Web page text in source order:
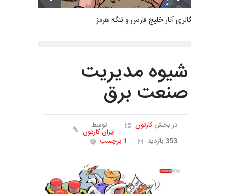
گالری آثار خلیج فارس و تنگه هرمز
شیوه مدیریت
صنعت برق
در بخشکارتون توسط
ایران کارتون
353 بازدید
1 برچسب